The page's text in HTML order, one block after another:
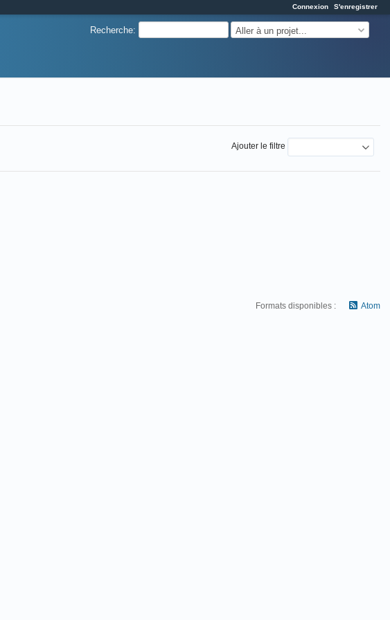
Connexion S'enregistrer
Recherche: Aller à un projet...
Ajouter le filtre
Formats disponibles : Atom